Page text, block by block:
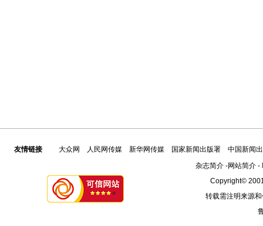
友情链接 大众网 人民网传媒 新华网传媒 国家新闻出版署
中国新闻
杂志简介-网站简介-
Copyright©
转载需注明来源